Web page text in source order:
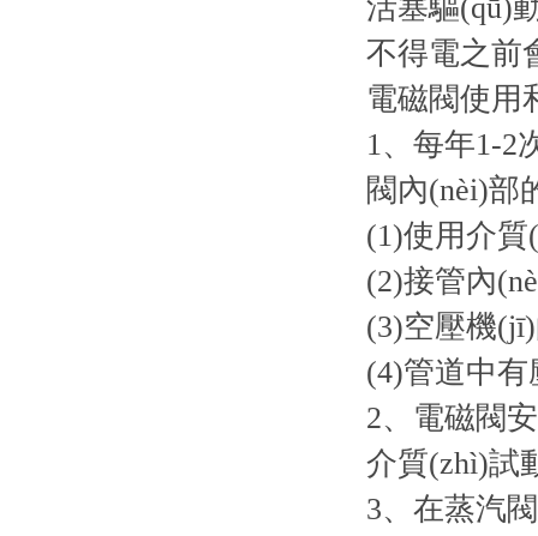
活塞驅(qū)
不得電之前
電磁閥使用
1、每年1-2
閥內(nèi)部
(1)使用介
(2)接管內
(3)空壓機
(4)管道中
2、電磁閥
介質(zhì)試
3、在蒸汽